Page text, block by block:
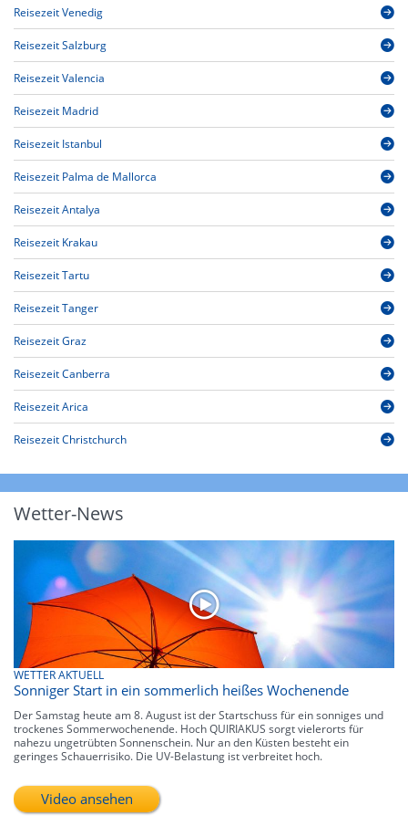
Reisezeit Venedig
Reisezeit Salzburg
Reisezeit Valencia
Reisezeit Madrid
Reisezeit Istanbul
Reisezeit Palma de Mallorca
Reisezeit Antalya
Reisezeit Krakau
Reisezeit Tartu
Reisezeit Tanger
Reisezeit Graz
Reisezeit Canberra
Reisezeit Arica
Reisezeit Christchurch
Wetter-News
WETTER AKTUELL
Sonniger Start in ein sommerlich heißes Wochenende
Der Samstag heute am 8. August ist der Startschuss für ein sonniges und
trockenes Sommerwochenende. Hoch QUIRIAKUS sorgt vielerorts für
nahezu ungetrübten Sonnenschein. Nur an den Küsten besteht ein
geringes Schauerrisiko. Die UV-Belastung ist verbreitet hoch.
Video ansehen